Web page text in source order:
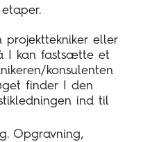
projekttekniker eller
I kan fastsætte et
konsulenten
finder I den
ind til
Opgravning,